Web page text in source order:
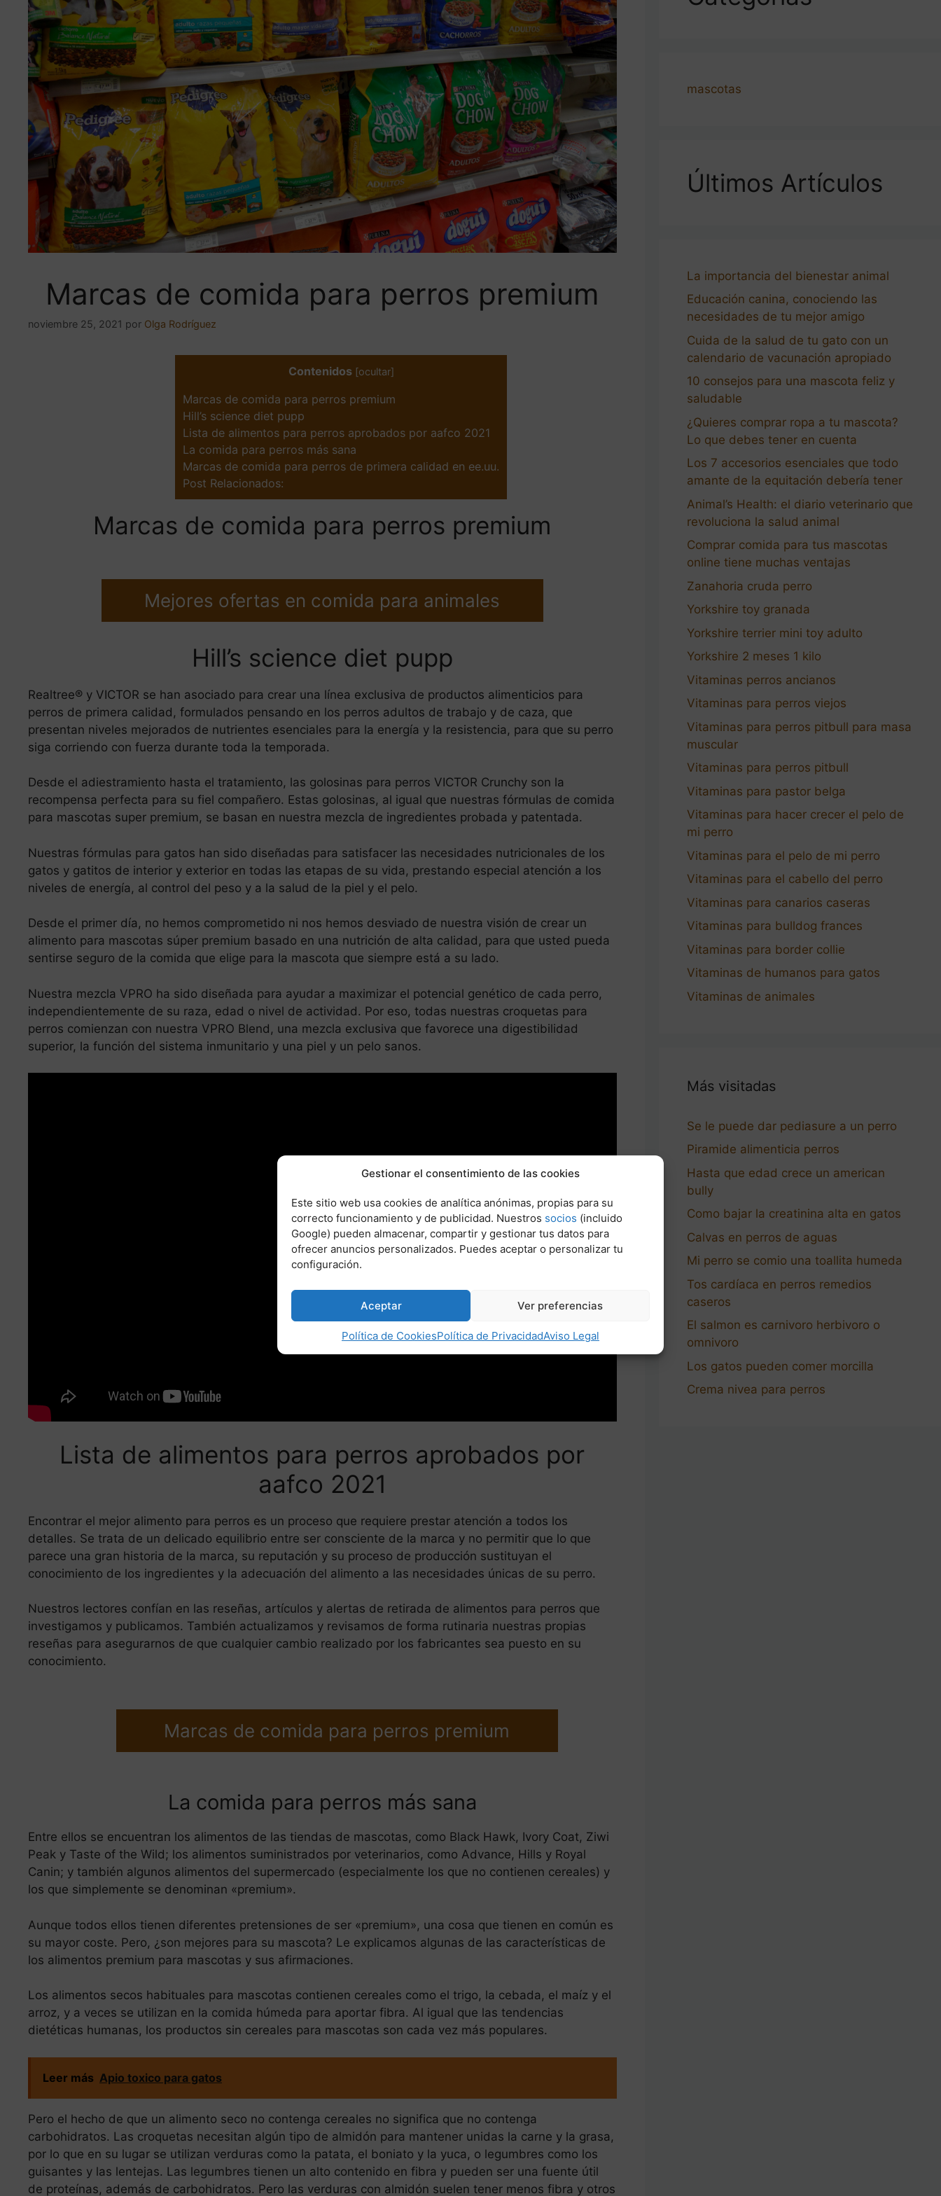
Gestionar el consentimiento de las cookies
Este sitio web usa cookies de analítica anónimas, propias para su
correcto funcionamiento y de publicidad. Nuestros socios (incluido
Google) pueden almacenar, compartir y gestionar tus datos para
ofrecer anuncios personalizados. Puedes aceptar o personalizar tu
configuración.
Aceptar Ver preferencias
Política de CookiesPolítica de PrivacidadAviso Legal
Marcas de comida para perros premium
noviembre 25, 2021 por Olga Rodríguez
Contenidos [ocultar]
Marcas de comida para perros premium
Hill’s science diet pupp
Lista de alimentos para perros aprobados por aafco 2021
La comida para perros más sana
Marcas de comida para perros de primera calidad en ee.uu.
Post Relacionados:
Marcas de comida para perros premium
Mejores ofertas en comida para animales
Hill’s science diet pupp
Realtree® y VICTOR se han asociado para crear una línea exclusiva de productos alimenticios para
perros de primera calidad, formulados pensando en los perros adultos de trabajo y de caza, que
presentan niveles mejorados de nutrientes esenciales para la energía y la resistencia, para que su perro
siga corriendo con fuerza durante toda la temporada.
Desde el adiestramiento hasta el tratamiento, las golosinas para perros VICTOR Crunchy son la
recompensa perfecta para su fiel compañero. Estas golosinas, al igual que nuestras fórmulas de comida
para mascotas super premium, se basan en nuestra mezcla de ingredientes probada y patentada.
Nuestras fórmulas para gatos han sido diseñadas para satisfacer las necesidades nutricionales de los
gatos y gatitos de interior y exterior en todas las etapas de su vida, prestando especial atención a los
niveles de energía, al control del peso y a la salud de la piel y el pelo.
Desde el primer día, no hemos comprometido ni nos hemos desviado de nuestra visión de crear un
alimento para mascotas súper premium basado en una nutrición de alta calidad, para que usted pueda
sentirse seguro de la comida que elige para la mascota que siempre está a su lado.
Nuestra mezcla VPRO ha sido diseñada para ayudar a maximizar el potencial genético de cada perro,
independientemente de su raza, edad o nivel de actividad. Por eso, todas nuestras croquetas para
perros comienzan con nuestra VPRO Blend, una mezcla exclusiva que favorece una digestibilidad
superior, la función del sistema inmunitario y una piel y un pelo sanos.
Lista de alimentos para perros aprobados por
aafco 2021
Encontrar el mejor alimento para perros es un proceso que requiere prestar atención a todos los
detalles. Se trata de un delicado equilibrio entre ser consciente de la marca y no permitir que lo que
parece una gran historia de la marca, su reputación y su proceso de producción sustituyan el
conocimiento de los ingredientes y la adecuación del alimento a las necesidades únicas de su perro.
Nuestros lectores confían en las reseñas, artículos y alertas de retirada de alimentos para perros que
investigamos y publicamos. También actualizamos y revisamos de forma rutinaria nuestras propias
reseñas para asegurarnos de que cualquier cambio realizado por los fabricantes sea puesto en su
conocimiento.
Marcas de comida para perros premium
La comida para perros más sana
Entre ellos se encuentran los alimentos de las tiendas de mascotas, como Black Hawk, Ivory Coat, Ziwi
Peak y Taste of the Wild; los alimentos suministrados por veterinarios, como Advance, Hills y Royal
Canin; y también algunos alimentos del supermercado (especialmente los que no contienen cereales) y
los que simplemente se denominan «premium».
Aunque todos ellos tienen diferentes pretensiones de ser «premium», una cosa que tienen en común es
su mayor coste. Pero, ¿son mejores para su mascota? Le explicamos algunas de las características de
los alimentos premium para mascotas y sus afirmaciones.
Los alimentos secos habituales para mascotas contienen cereales como el trigo, la cebada, el maíz y el
arroz, y a veces se utilizan en la comida húmeda para aportar fibra. Al igual que las tendencias
dietéticas humanas, los productos sin cereales para mascotas son cada vez más populares.
Leer más Apio toxico para gatos
Pero el hecho de que un alimento seco no contenga cereales no significa que no contenga
carbohidratos. Las croquetas necesitan algún tipo de almidón para mantener unidas la carne y la grasa,
por lo que en su lugar se utilizan verduras como la patata, el boniato y la yuca, o legumbres como los
guisantes y las lentejas. Las legumbres tienen un alto contenido en fibra y pueden ser una fuente útil
de proteínas, además de carbohidratos. Pero las verduras con almidón suelen tener menos fibra y otros
mascotas
Últimos Artículos
La importancia del bienestar animal
Educación canina, conociendo las
necesidades de tu mejor amigo
Cuida de la salud de tu gato con un
calendario de vacunación apropiado
10 consejos para una mascota feliz y
saludable
¿Quieres comprar ropa a tu mascota?
Lo que debes tener en cuenta
Los 7 accesorios esenciales que todo
amante de la equitación debería tener
Animal’s Health: el diario veterinario que
revoluciona la salud animal
Comprar comida para tus mascotas
online tiene muchas ventajas
Zanahoria cruda perro
Yorkshire toy granada
Yorkshire terrier mini toy adulto
Yorkshire 2 meses 1 kilo
Vitaminas perros ancianos
Vitaminas para perros viejos
Vitaminas para perros pitbull para masa
muscular
Vitaminas para perros pitbull
Vitaminas para pastor belga
Vitaminas para hacer crecer el pelo de
mi perro
Vitaminas para el pelo de mi perro
Vitaminas para el cabello del perro
Vitaminas para canarios caseras
Vitaminas para bulldog frances
Vitaminas para border collie
Vitaminas de humanos para gatos
Vitaminas de animales
Más visitadas
Se le puede dar pediasure a un perro
Piramide alimenticia perros
Hasta que edad crece un american
bully
Como bajar la creatinina alta en gatos
Calvas en perros de aguas
Mi perro se comio una toallita humeda
Tos cardíaca en perros remedios
caseros
El salmon es carnivoro herbivoro o
omnivoro
Los gatos pueden comer morcilla
Crema nivea para perros